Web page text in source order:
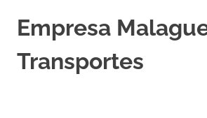
Empresa
Transportes